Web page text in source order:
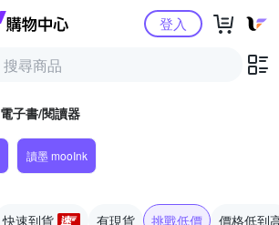
Yahoo購物中心登入
電子書/閱讀器
讀墨 mooInk
快速到貨 有現貨 挑戰低價 價格低到